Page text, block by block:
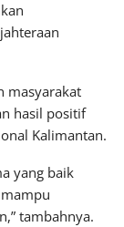
masyarakat
hasil positif
Kalimantan.
yang baik
tambahnya.